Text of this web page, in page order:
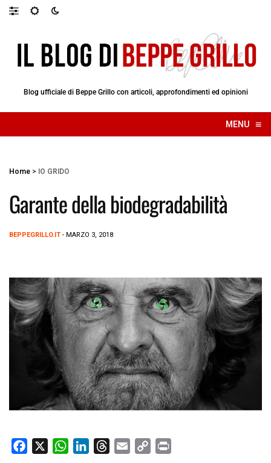
Blog ufficiale di Beppe Grillo con articoli, approfondimenti ed opinioni
MENU ≡
☰
Home > IO GRIDO
Garante della biodegradabilità
BEPPEGRILLO.IT - MARZO 3, 2018
W